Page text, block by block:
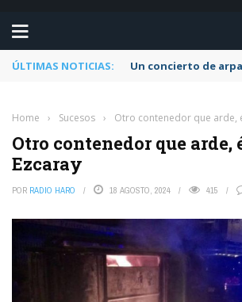
ÚLTIMAS NOTICIAS: Un concierto de
Home › Sucesos › Otro contenedor que arde,
Otro contenedor que arde,
Ezcaray
POR RADIO HARO 18 AGOSTO, 2024 415